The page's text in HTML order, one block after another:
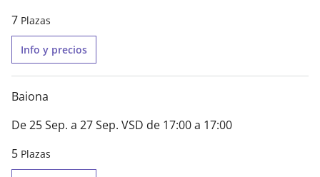
7 Plazas
Info y precios
Baiona
De 25 Sep. a 27 Sep. VSD de 17:00 a 17:00
5 Plazas